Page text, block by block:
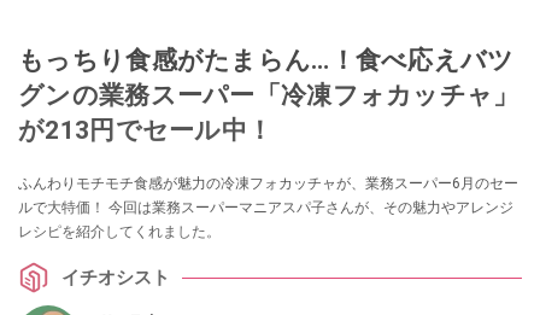
もっちり食感がたまらん…！食べ応えバツ
グンの業務スーパー「冷凍フォカッチャ」
が213円でセール中！
ふんわりモチモチ食感が魅力の冷凍フォカッチャが、業務スーパー6月のセー
ルで大特価！ 今回は業務スーパーマニアスパ子さんが、その魅力やアレンジ
レシピを紹介してくれました。
イチオシスト